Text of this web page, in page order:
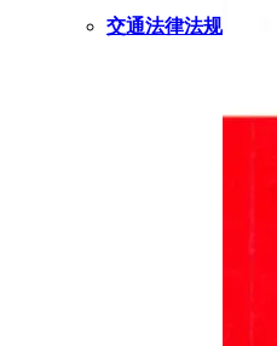
交通法律法规